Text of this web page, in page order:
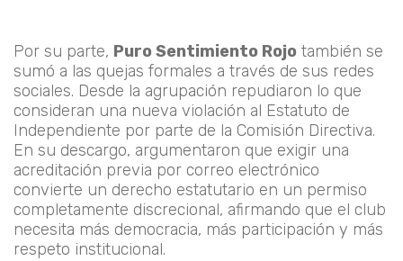
Por su parte, Puro Sentimiento Rojo también se
sumó a las quejas formales a través de sus redes
sociales. Desde la agrupación repudiaron lo que
consideran una nueva violación al Estatuto de
Independiente por parte de la Comisión Directiva.
En su descargo, argumentaron que exigir una
acreditación previa por correo electrónico
convierte un derecho estatutario en un permiso
completamente discrecional, afirmando que el club
necesita más democracia, más participación y más
respeto institucional.